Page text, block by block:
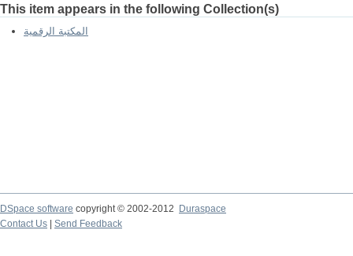
This item appears in the following Collection(s)
المكتبة الرقمية
DSpace software copyright © 2002-2012
Duraspace
Contact Us
Send Feedback